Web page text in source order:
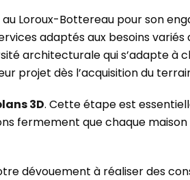
Loroux-Bottereau pour son
adaptés aux besoins
architecturale qui s’adapte à
projet dès l’acquisition du
3D. Cette étape est
fermement que chaque
dévouement à réaliser des